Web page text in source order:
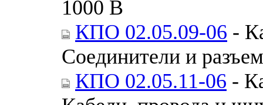
1000 В
КПО 02.05.09-06 -
Соединители и
КПО 02.05.11-06 -